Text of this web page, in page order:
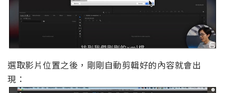
選取影片位置之後，剛剛自動剪輯好的內容就會出
現：